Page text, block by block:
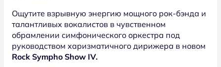
Ощутите взрывную энергию мощного рок-бэнда и
талантливых вокалистов в чувственном
обрамлении симфонического оркестра под
руководством харизматичного дирижера в новом
Rock Sympho Show IV.